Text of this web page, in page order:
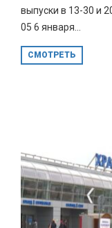
выпуски в 13-30 и
05 6 января...
СМОТРЕТЬ